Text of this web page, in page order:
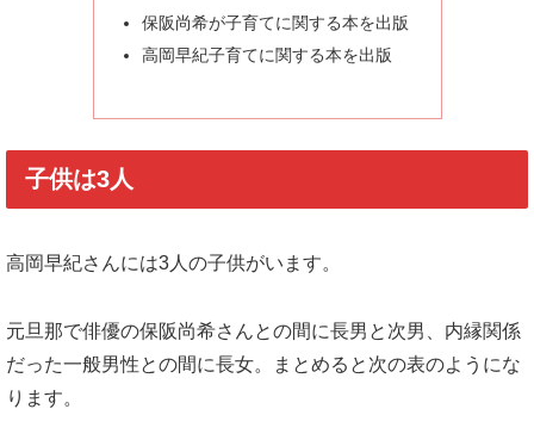
保阪尚希が子育てに関する本を出版
高岡早紀子育てに関する本を出版
子供は3人
高岡早紀さんには3人の子供がいます。
元旦那で俳優の保阪尚希さんとの間に長男と次男、内縁関係
だった一般男性との間に長女。まとめると次の表のようにな
ります。